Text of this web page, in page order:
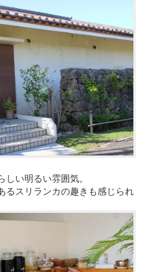
しい明るい雰囲気。
るスリランカの趣きも感じられ